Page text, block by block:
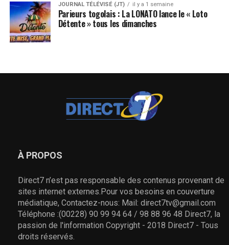
JOURNAL TÉLÉVISÉ (JT) il y a 1 semaine
Parieurs togolais : La LONATO lance le « Loto
Détente » tous les dimanches
À PROPOS
Direct7 n’est pas responsable des contenus provenant de
sites internet externes.Pour vos besoins en couverture
médiatique, Contactez-nous: Mail: direct7tv@gmail.com
Téléphone :(00228) 90 99 94 64 / 98 88 96 48 Direct7, la
passion de l'information Copyright - 2018 Direct7 - Tous
droits réservés.